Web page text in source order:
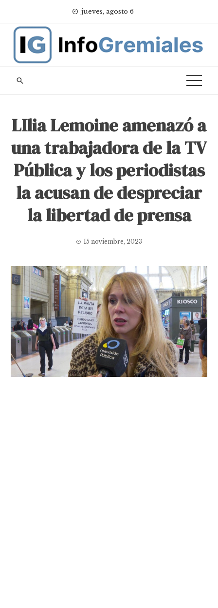
content
jueves, agosto 6
LIlia Lemoine amenazó a
una trabajadora de la TV
Pública y los periodistas
la acusan de despreciar
la libertad de prensa
15 noviembre, 2023